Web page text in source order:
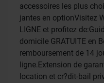
accessoires les plus
jantes en optionVisitez
LIGNE et profitez
domicile GRATUITE en
remboursement de 14
ligne.Extension de
location et cr?dit-bail